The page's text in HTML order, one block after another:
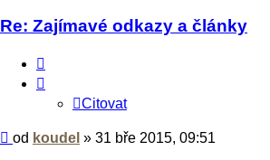
Re: Zajímavé odkazy a články
Citovat
Příspěvek
od koudel » 31 bře 2015, 09:51